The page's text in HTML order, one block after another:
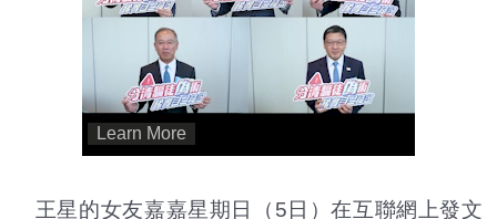
王星的女友嘉嘉星期日（5日）在互聯網上發文